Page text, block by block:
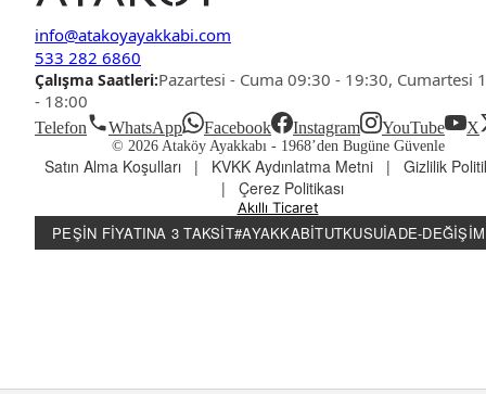
info@atakoyayakkabi.com
533 282 6860
Çalışma Saatleri:Pazartesi - Cuma 09:30 - 19:30, Cumartesi
- 18:00
Telefon WhatsApp Facebook Instagram YouTube X
© 2026 Ataköy Ayakkabı - 1968’den Bugüne Güvenle
Satın Alma Koşulları | KVKK Aydınlatma Metni |
Gizlilik
|
Çerez Politikası
Akıllı Ticaret
PEŞIN FIYATINA 3 TAKSIT#AYAKKABITUTKUSUİADE-DEĞIŞIM